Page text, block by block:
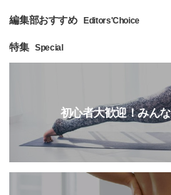
編集部おすすめ Editors'Choice
特集 Special
初心者大歓迎！みん